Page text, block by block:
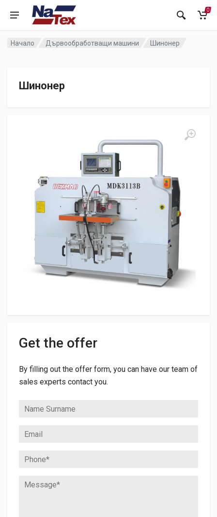
0
Начало Дървообработващи машини Шинонер
Шинонер
Get the offer
By filling out the offer form, you can have our team of
sales experts contact you.